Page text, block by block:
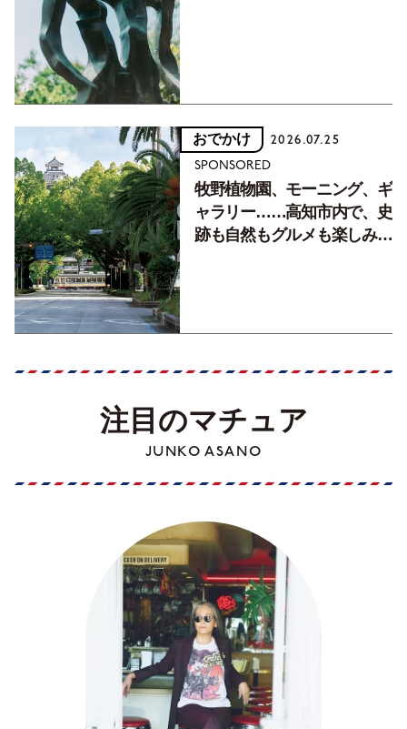
おでかけ 2026.07.25
SPONSORED
牧野植物園、モーニング、ギ
ャラリー……高知市内で、史
跡も自然もグルメも楽しみ尽
注目のマチュア
JUNKO ASANO